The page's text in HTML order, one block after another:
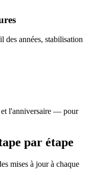
des années, stabilisation
et l'anniversaire — pour
par étape
mises à jour à chaque